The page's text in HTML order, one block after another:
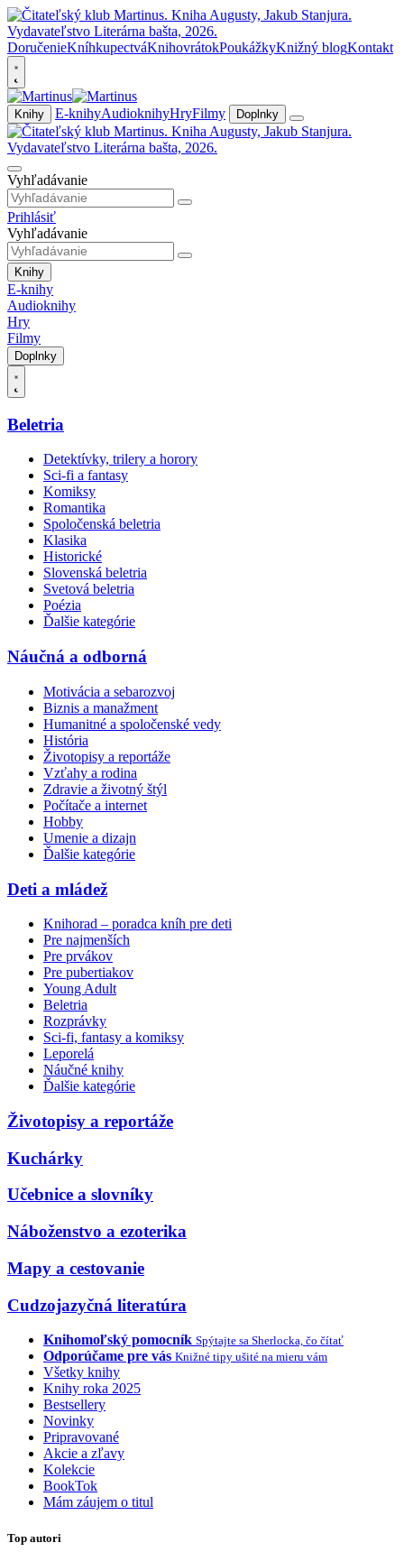
DoručenieKníhkupectváKnihovrátokPoukážkyKnižný blogKontakt
Knihy E-knihyAudioknihyHryFilmy Doplnky
Vyhľadávanie
Prihlásiť
Vyhľadávanie
Knihy
E-knihy
Audioknihy
Hry
Filmy
Doplnky
Beletria
Detektívky, trilery a horory
Sci-fi a fantasy
Komiksy
Romantika
Spoločenská beletria
Klasika
Historické
Slovenská beletria
Svetová beletria
Poézia
Ďalšie kategórie
Náučná a odborná
Motivácia a sebarozvoj
Biznis a manažment
Humanitné a spoločenské vedy
História
Životopisy a reportáže
Vzťahy a rodina
Zdravie a životný štýl
Počítače a internet
Hobby
Umenie a dizajn
Ďalšie kategórie
Deti a mládež
Knihorad – poradca kníh pre deti
Pre najmenších
Pre prvákov
Pre pubertiakov
Young Adult
Beletria
Rozprávky
Sci-fi, fantasy a komiksy
Leporelá
Náučné knihy
Ďalšie kategórie
Životopisy a reportáže
Kuchárky
Učebnice a slovníky
Náboženstvo a ezoterika
Mapy a cestovanie
Cudzojazyčná literatúra
Knihomoľský pomocník Spýtajte sa Sherlocka, čo čítať
Odporúčame pre vás Knižné tipy ušité na mieru vám
Všetky knihy
Knihy roka 2025
Bestsellery
Novinky
Pripravované
Akcie a zľavy
Kolekcie
BookTok
Mám záujem o titul
Top autori